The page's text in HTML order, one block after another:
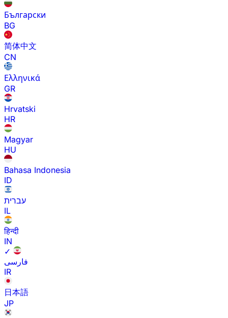
Български
BG
简体中文
CN
Ελληνικά
GR
Hrvatski
HR
Magyar
HU
Bahasa Indonesia
ID
עברית
IL
हिन्दी
IN
✓
فارسی
IR
日本語
JP